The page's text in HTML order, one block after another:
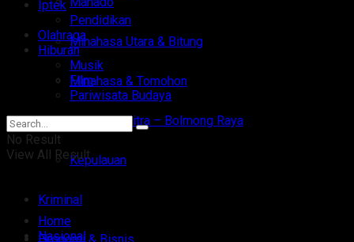
Minahasa Utara & Bitung
Minahasa & Tomohon
Minsel – Mitra – Bolmong Raya
Kepulauan
Kriminal
Iptek
Pendidikan
Olahraga
Hiburan
Musik
Film
Pariwisata Budaya
No Result
View All Result
Home
Nasional